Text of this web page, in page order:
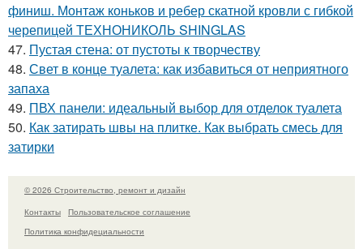
финиш. Монтаж коньков и ребер скатной кровли с гибкой
черепицей ТЕХНОНИКОЛЬ SHINGLAS
47. Пустая стена: от пустоты к творчеству
48. Свет в конце туалета: как избавиться от неприятного
запаха
49. ПВХ панели: идеальный выбор для отделок туалета
50. Как затирать швы на плитке. Как выбрать смесь для
затирки
© 2026 Строительство, ремонт и дизайн
Контакты
Пользовательское соглашение
Политика конфидециальности